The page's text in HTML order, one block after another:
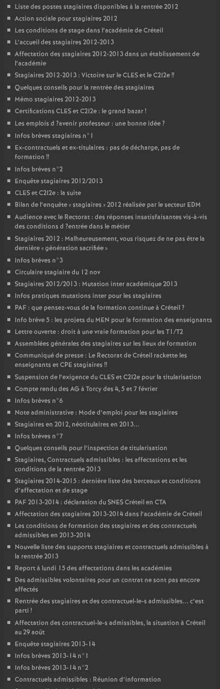
Liste des postes stagiaires disponibles à la rentrée 2012
Action sociale pour stagiaires 2012
Les conditions de stage dans l’académie de Créteil
L’accueil des stagiaires 2012-2013
Affectation des stagiaires 2012-2013 dans un établissement de
l’académie
Stagiaires 2012-2013 : Victoire sur leCLESet le C2I2e!!
Quelques conseils pour la rentrée des stagiaires
Mémo stagiaires 2012-2013
Certifications CLESet C2I2e : le grand bazar!
Les emplois d ?avenir professeur : une bonne idée?
Infos brèves stagiaires n°1
Ex-contractuels et ex-titulaires : pas de décharge, pas de
formation !!
Infos brèves n°2
Enquête stagiaires 2012/2013
CLESet C2I2e : la suite
Bilan de l’enquête «stagiaires » 2012 réalisée par le secteur EDM
Audience avec le Rectorat : des réponses insatisfaisantes vis-à-vis
des conditions d ?entrée dans le métier
Stagiaires 2012 : Malheureusement, vous risquez de ne pas être la
dernière «génération sacrifiée»
Infos brèves n°3
Circulaire stagiaire du 12 nov
Stagiaires 2012/2013 : Mutation inter académique 2013
Infos pratiques mutations inter pour les stagiaires
PAF : que pensez-vous de la formation continue à Créteil?
Info brève 5 : les projets du MEN pour la formation des enseignants
Lettre ouverte : droit à une vraie formation pour les T1/T2
Assemblées générales des stagiaires sur les lieux de formation
Communiqué de presse : Le Rectorat de Créteil rackette les
enseignants etCPE stagiaires !!
Suspension de l’exigence duCLESet C2I2e pour la titularisation
Compte rendu des AG à Torcy des 4, 5 et 7 février
Infos brèves n°6
Note administrative : Mode d’emploi pour les stagiaires
Stagiaires en 2012, néotitulaires en 2013...
Infos brèves n°7
Quelques conseils pour l’inspection de titularisation
Stagiaires, Contractuels admissibles : les affectations et les
conditions de la rentrée 2013
Stagiaires 2014-2015 : dernière liste des berceaux et conditions
d’affectation et de stage
PAF2013-2014 : déclaration duSNESCréteil en CTA
Affectation des stagiaires 2013-2014 dans l’académie de Créteil
Les conditions de formation des stagiaires et des contractuels
admissibles en 2013-2014
Nouvelle liste des supports stagiaires et contractuels admissibles à
la rentrée 2013
Report à lundi 15 des affectations dans les académies
Des admissibles volontaires pour un contrat ne sont pas encore
affectés
Rentrée des stagiaires et des contractuel-le-s admissibles... c’est
parti !
Affectation des contractuel-le-s admissibles, la situation à Créteil
au 29 août
Enquête stagiaires 2013-14
Infos brèves 2013-14 n°1
Infos brèves 2013-14 n°2
Contractuels admissibles : Réunion d’information